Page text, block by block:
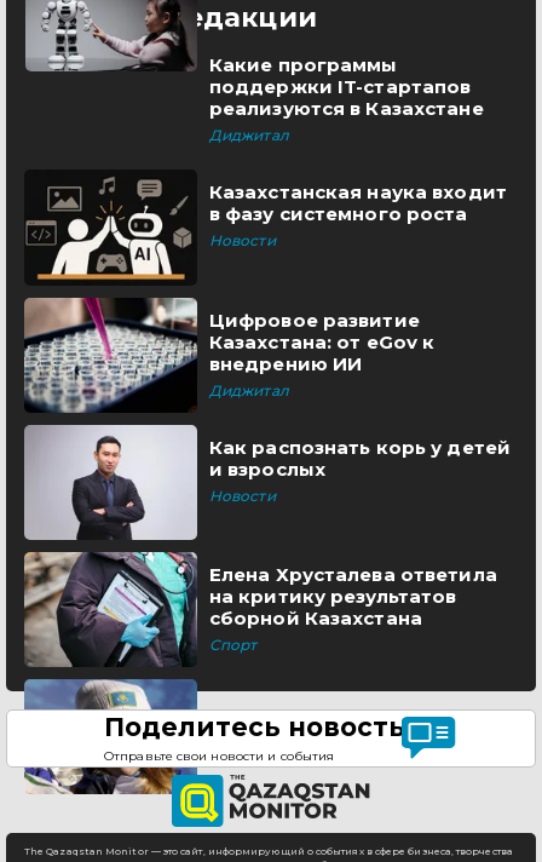
Выбор редакции
Какие программы
поддержки IT-стартапов
реализуются в Казахстане
Диджитал
Казахстанская наука входит
в фазу системного роста
Новости
Цифровое развитие
Казахстана: от eGov к
внедрению ИИ
Диджитал
Как распознать корь у детей
и взрослых
Новости
Елена Хрусталева ответила
на критику результатов
сборной Казахстана
Спорт
Поделитесь новостью
Отправьте свои новости и события
The Qazaqstan Monitor — это сайт, информирующий о событиях в сфере бизнеса, творчества